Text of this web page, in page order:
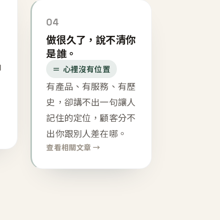
04
做很久了，說不清你
是誰。
＝ 心裡沒有位置
有產品、有服務、有歷
史，卻講不出一句讓人
記住的定位，顧客分不
出你跟別人差在哪。
查看相關文章 →